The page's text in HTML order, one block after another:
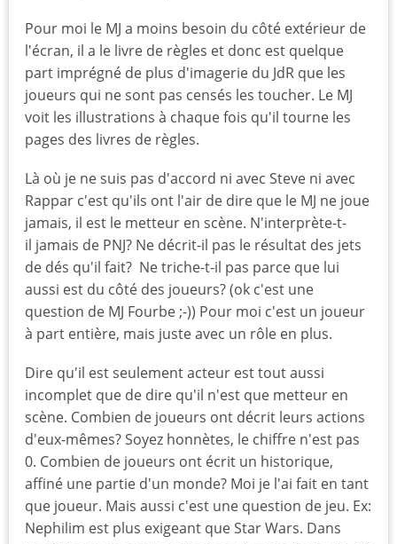
Pour moi le MJ a moins besoin du côté extérieur de
l'écran, il a le livre de règles et donc est quelque
part imprégné de plus d'imagerie du JdR que les
joueurs qui ne sont pas censés les toucher. Le MJ
voit les illustrations à chaque fois qu'il tourne les
pages des livres de règles.
Là où je ne suis pas d'accord ni avec Steve ni avec
Rappar c'est qu'ils ont l'air de dire que le MJ ne joue
jamais, il est le metteur en scène. N'interprète-t-
il jamais de PNJ? Ne décrit-il pas le résultat des jets
de dés qu'il fait? Ne triche-t-il pas parce que lui
aussi est du côté des joueurs? (ok c'est une
question de MJ Fourbe ;-)) Pour moi c'est un joueur
à part entière, mais juste avec un rôle en plus.
Dire qu'il est seulement acteur est tout aussi
incomplet que de dire qu'il n'est que metteur en
scène. Combien de joueurs ont décrit leurs actions
d'eux-mêmes? Soyez honnètes, le chiffre n'est pas
0. Combien de joueurs ont écrit un historique,
affiné une partie d'un monde? Moi je l'ai fait en tant
que joueur. Mais aussi c'est une question de jeu. Ex:
Nephilim est plus exigeant que Star Wars. Dans